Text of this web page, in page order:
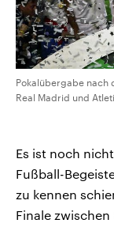
Pokalübergabe nach
Real Madrid und
Es ist noch
Fußball-
zu kennen
Finale